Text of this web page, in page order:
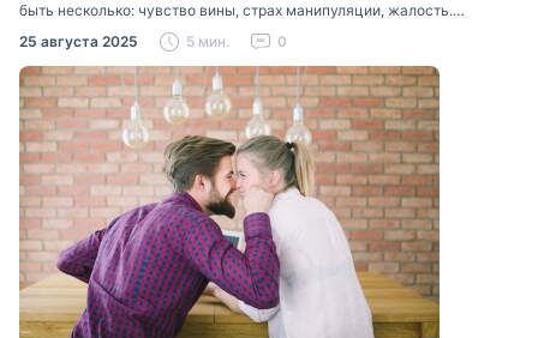
быть несколько: чувство вины, страх манипуляции, жалость.
Разобраться, почему мужчины боятся женских слез, помогут советы
психологов…
25 августа 2025 5 мин. 0